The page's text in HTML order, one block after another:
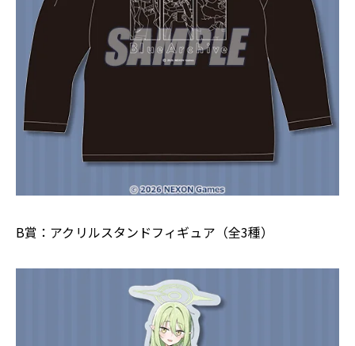
B賞：アクリルスタンドフィギュア（全3種）